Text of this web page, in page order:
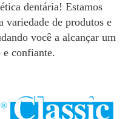
dentária! Estamos
variedade de produtos e
você a alcançar um
confiante.